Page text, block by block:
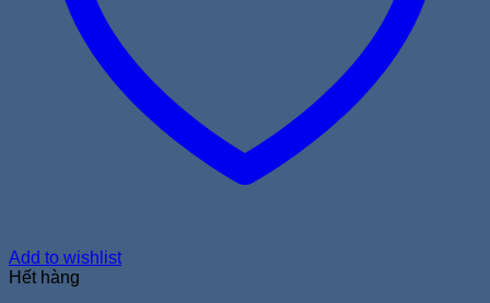
Add to wishlist
Hết hàng